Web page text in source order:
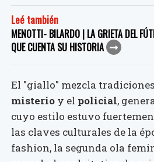
Leé también
MENOTTI- BILARDO | LA GRIETA DEL
QUE CUENTA SU HISTORIA
El "giallo" mezcla
misterio y el policial,
cuyo estilo estuvo
las claves culturales de la
fashion, la segunda ola